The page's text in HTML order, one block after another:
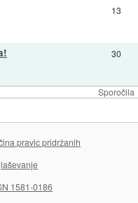
Sporočila
13
30
pravic pridržanih
1581-0186